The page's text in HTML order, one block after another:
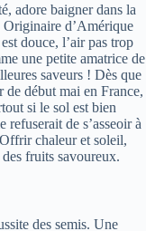
adore baigner dans la
Originaire d’Amérique
douce, l’air pas trop
une petite amatrice de
saveurs ! Dès que
début mai en France,
si le sol est bien
de s’asseoir à
chaleur et soleil,
fruits savoureux.
des semis. Une